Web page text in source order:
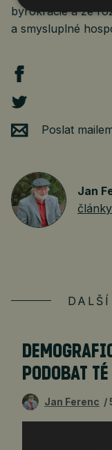
byrokracie a že
a smysluplné
Poslat
Jan
PODOBAT
Jan Ferenc